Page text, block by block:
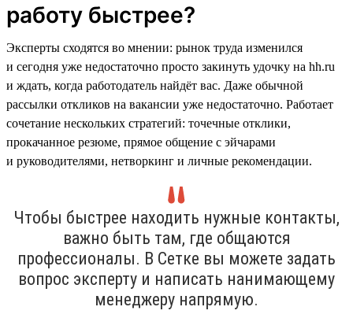
работу быстрее?
Эксперты сходятся во мнении: рынок труда изменился
и сегодня уже недостаточно просто закинуть удочку на hh.ru
и ждать, когда работодатель найдёт вас. Даже обычной
рассылки откликов на вакансии уже недостаточно. Работает
сочетание нескольких стратегий: точечные отклики,
прокачанное резюме, прямое общение с эйчарами
и руководителями, нетворкинг и личные рекомендации.
Чтобы быстрее находить нужные контакты,
важно быть там, где общаются
профессионалы. В Сетке вы можете задать
вопрос эксперту и написать нанимающему
менеджеру напрямую.